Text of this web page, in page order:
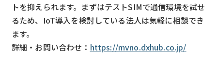
トを抑えられます。まずはテストSIMで通信環境を試せ
るため、IoT導入を検討している法人は気軽に相談でき
ます。
詳細・お問い合わせ： https://mvno.dxhub.co.jp/